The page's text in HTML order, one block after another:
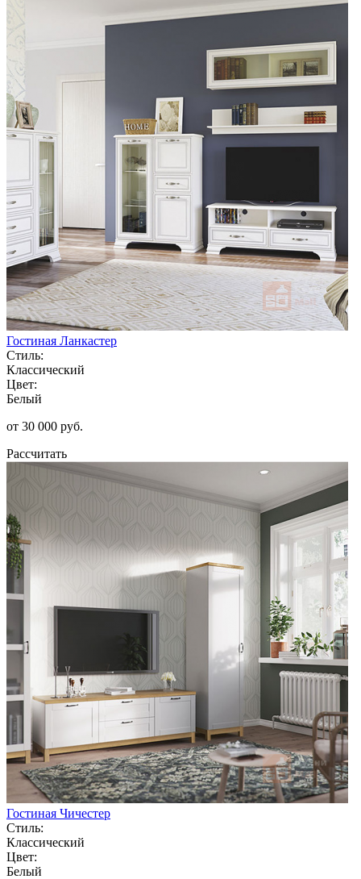
Гостиная Ланкастер
Стиль:
Классический
Цвет:
Белый
от 30 000 руб.
Рассчитать
Гостиная Чичестер
Стиль:
Классический
Цвет:
Белый